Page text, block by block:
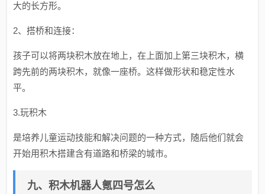
大的长方形。
2、搭桥和连接：
孩子可以将两块积木放在地上，在上面加上第三块积木，横
跨先前的两块积木，就像一座桥。这样做形状和稳定性水
平。
3.玩积木
是培养儿童运动技能和解决问题的一种方式，随后他们就会
开始用积木搭建含有道路和桥梁的城市。
九、积木机器人氪四号怎么